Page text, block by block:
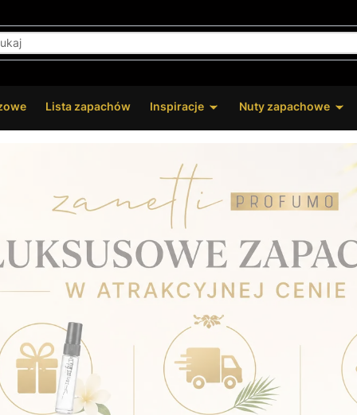
Lista zapachów Inspiracje Nuty zapachowe